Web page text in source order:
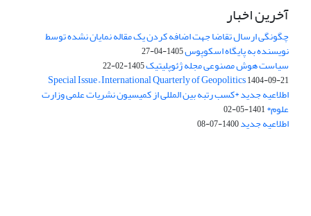
آخرین اخبار
چگونگی ارسال تقاضا جهت اضافه کردن یک مقاله نمایان نشده توسط
نویسنده به پایگاه اسکوپوس1405-04-27
سیاست هوش مصنوعی مجله ژئوپلیتیک1405-02-22
Special Issue – International Quarterly of Geopolitics1404-09-21
اطلاعیه جدید *کسب رتبه بین المللی از کمیسیون نشریات علمی وزارت
علوم*1401-05-02
اطلاعیه جدید1400-07-08